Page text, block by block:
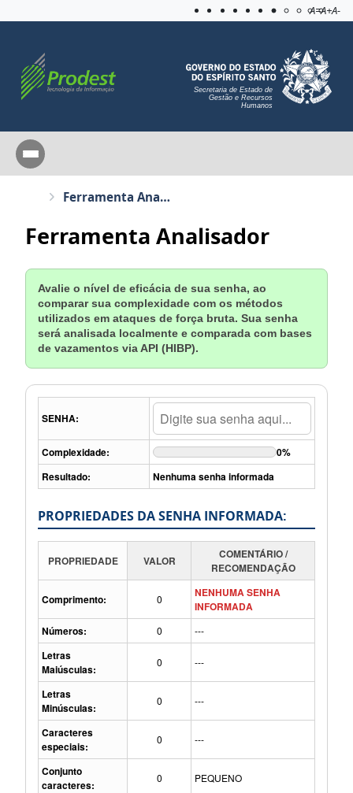
Aplicar
A=A+A-
Secretaria de Estado de
Gestão e Recursos
Humanos
Ferramenta Analisador
Ferramenta Analisador
Avalie o nível de eficácia de sua senha, ao
comparar sua complexidade com os métodos
utilizados em ataques de força bruta. Sua senha
será analisada localmente e comparada com bases
de vazamentos via API (HIBP).
SENHA:
Complexidade:
0%
Resultado:
Nenhuma senha informada
PROPRIEDADES DA SENHA INFORMADA:
PROPRIEDADE VALOR
COMENTÁRIO /
RECOMENDAÇÃO
Comprimento: 0
NENHUMA SENHA
INFORMADA
Números:
0 ---
Letras
Maiúsculas:
0 ---
Letras
Minúsculas:
0 ---
Caracteres
especiais:
0 ---
Conjunto
caracteres:
0 PEQUENO